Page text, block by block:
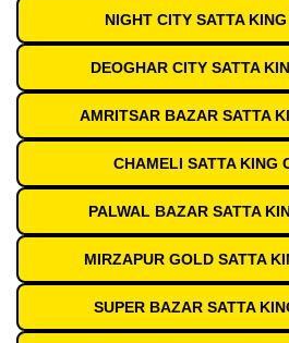
NIGHT CITY SATTA
DEOGHAR CITY SATTA
AMRITSAR BAZAR SATTA
CHAMELI SATTA KING
PALWAL BAZAR SATTA
MIRZAPUR GOLD SATTA
SUPER BAZAR SATTA